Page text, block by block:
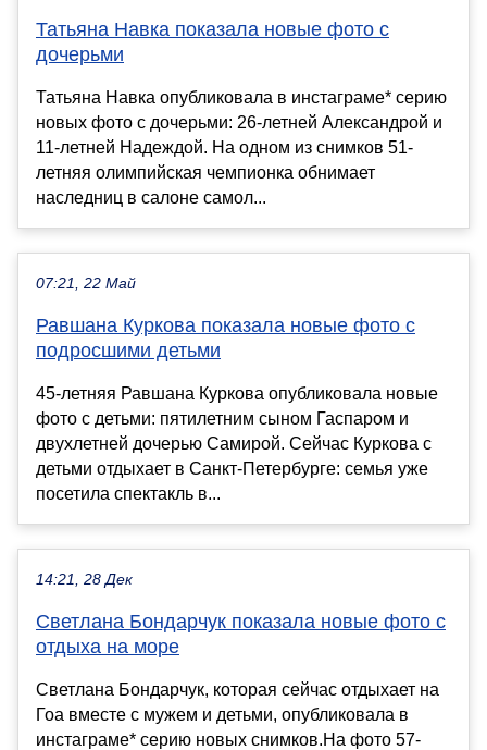
Татьяна Навка показала новые фото с
дочерьми
Татьяна Навка опубликовала в инстаграме* серию
новых фото с дочерьми: 26-летней Александрой и
11-летней Надеждой. На одном из снимков 51-
летняя олимпийская чемпионка обнимает
наследниц в салоне самол...
07:21, 22 Май
Равшана Куркова показала новые фото с
подросшими детьми
45-летняя Равшана Куркова опубликовала новые
фото с детьми: пятилетним сыном Гаспаром и
двухлетней дочерью Самирой. Сейчас Куркова с
детьми отдыхает в Санкт-Петербурге: семья уже
посетила спектакль в...
14:21, 28 Дек
Светлана Бондарчук показала новые фото с
отдыха на море
Светлана Бондарчук, которая сейчас отдыхает на
Гоа вместе с мужем и детьми, опубликовала в
инстаграме* серию новых снимков.На фото 57-